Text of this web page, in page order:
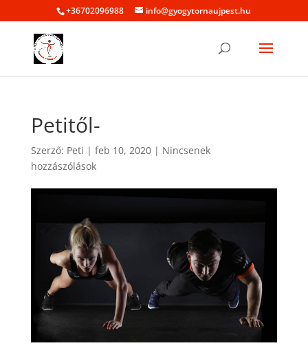
+36702096988 info@gyogytornaujpest.hu
Petitől-
Szerző: Peti | feb 10, 2020| Nincsenek
hozzászólások